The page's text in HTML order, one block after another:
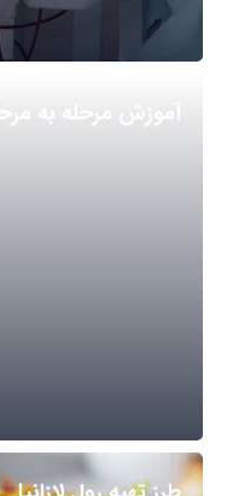
آموزش مرحله به